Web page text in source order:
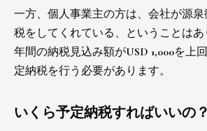
一方、個人事業主の方は、会社が源
税をしてくれている、ということはあ
年間の納税見込み額がUSD 1,000を上
定納税を行う必要があります。
いくら予定納税すればいいの？